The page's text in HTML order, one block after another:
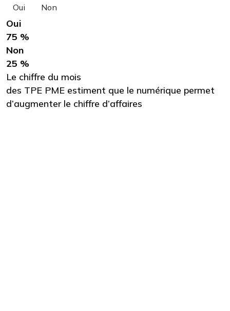
Oui Non
Oui
75 %
Non
25 %
Le chiffre du mois
des TPE PME estiment que le numérique permet
d’augmenter le chiffre d’affaires